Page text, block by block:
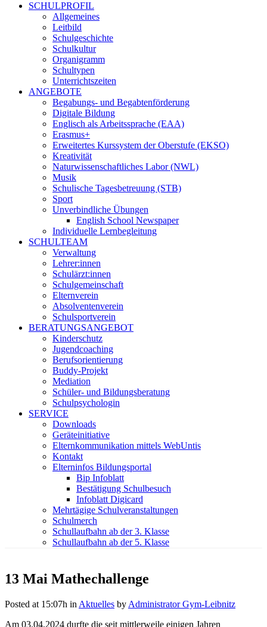
SCHULPROFIL
Allgemeines
Leitbild
Schulgeschichte
Schulkultur
Organigramm
Schultypen
Unterrichtszeiten
ANGEBOTE
Begabungs- und Begabtenförderung
Digitale Bildung
Englisch als Arbeitssprache (EAA)
Erasmus+
Erweitertes Kurssystem der Oberstufe (EKSO)
Kreativität
Naturwissenschaftliches Labor (NWL)
Musik
Schulische Tagesbetreuung (STB)
Sport
Unverbindliche Übungen
English School Newspaper
Individuelle Lernbegleitung
SCHULTEAM
Verwaltung
Lehrer:innen
Schulärzt:innen
Schulgemeinschaft
Elternverein
Absolventenverein
Schulsportverein
BERATUNGSANGEBOT
Kinderschutz
Jugendcoaching
Berufsorientierung
Buddy-Projekt
Mediation
Schüler- und Bildungsberatung
Schulpsychologin
SERVICE
Downloads
Geräteinitiative
Elternkommunikation mittels WebUntis
Kontakt
Elterninfos Bildungsportal
Bip Infoblatt
Bestätigung Schulbesuch
Infoblatt Digicard
Mehrtägige Schulveranstaltungen
Schulmerch
Schullaufbahn ab der 3. Klasse
Schullaufbahn ab der 5. Klasse
13 Mai Mathechallenge
Posted at 15:07h in Aktuelles by Administrator Gym-Leibnitz
Am 03.04.2024 durfte die seit mittlerweile einigen Jahren